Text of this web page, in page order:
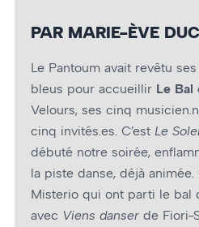
PAR MARIE-ÈVE
Le Pantoum avait revêtu
bleus pour accueillir Le Bal
Velours, ses cinq
cinq invités.es. C’est Le
débuté notre soirée,
la piste danse, déjà animée.
Misterio qui ont parti le bal
avec Viens danser de Fiori-